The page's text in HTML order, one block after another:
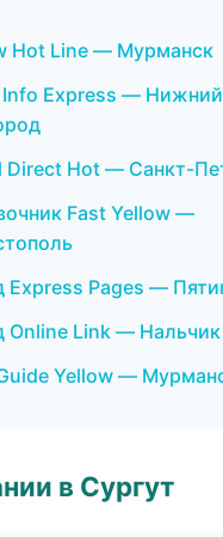
Hot Line — Мурманск
Express — Нижний
Direct Hot — Санкт-
Fast Yellow —
Express Pages —
Online Link — Нальчик
Yellow —
в Сургут